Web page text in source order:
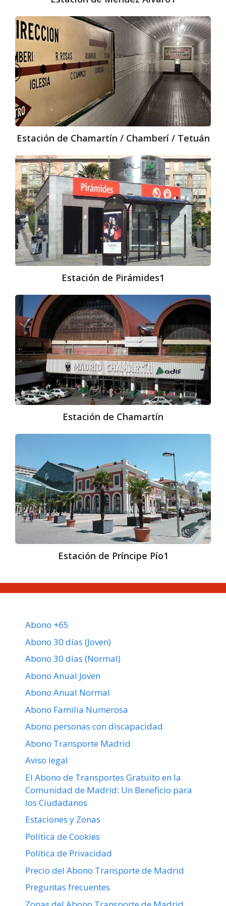
Estación
de
Chamartín
/
Chamberí
/
Tetuán
Estación de Chamartín / Chamberí / Tetuán
Estación
de
Pirámides1​
Estación de Pirámides1​
Estación
de
Chamartín
Estación de Chamartín
Príncipe
Pío1​
Estación de Príncipe Pío1​
Abono +65
Abono 30 días (Joven)
Abono 30 días (Normal)
Abono Anual Joven
Abono Anual Normal
Abono Familia Numerosa
Abono personas con discapacidad
Abono Transporte Madrid
Aviso legal
El Abono de Transportes Gratuito en la
Comunidad de Madrid: Un Beneficio para
los Ciudadanos
Estaciones y Zonas
Política de Cookies
Política de Privacidad
Precio del Abono Transporte de Madrid
Preguntas frecuentes